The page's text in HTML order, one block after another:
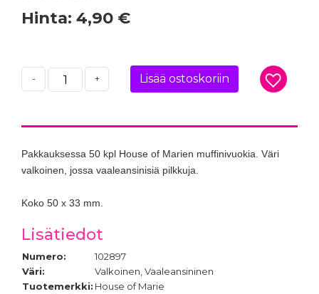
Hinta: 4,90 €
- + Lisää ostoskoriin
Pakkauksessa 50 kpl House of Marien muffinivuokia. Väri
valkoinen, jossa vaaleansinisiä pilkkuja.
Koko 50 x 33 mm.
Lisätiedot
Numero:
102897
Väri:
Valkoinen, Vaaleansininen
Tuotemerkki: House of Marie